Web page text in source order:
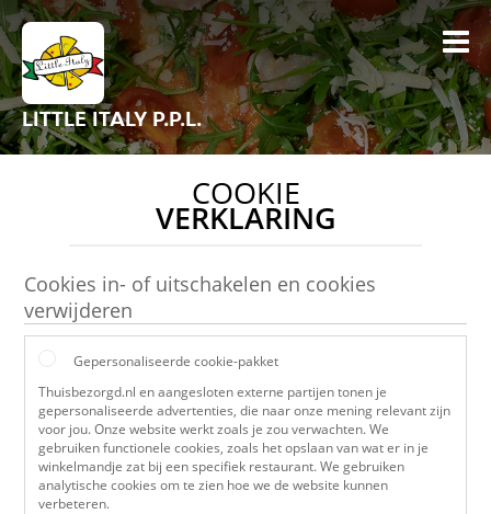
LITTLE ITALY P.P.L.
COOKIE
VERKLARING
Cookies in- of uitschakelen en cookies
verwijderen
Gepersonaliseerde cookie-pakket
Thuisbezorgd.nl en aangesloten externe partijen tonen je
gepersonaliseerde advertenties, die naar onze mening relevant zijn
voor jou. Onze website werkt zoals je zou verwachten. We
gebruiken functionele cookies, zoals het opslaan van wat er in je
winkelmandje zat bij een specifiek restaurant. We gebruiken
analytische cookies om te zien hoe we de website kunnen
verbeteren.